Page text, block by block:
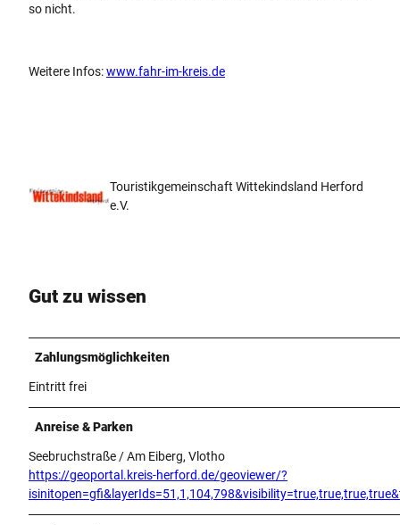
so nicht.
Weitere Infos:www.fahr-im-kreis.de
Touristikgemeinschaft Wittekindsland Herford
e.V.
Gut zu wissen
Zahlungsmöglichkeiten
Eintritt frei
Anreise & Parken
Seebruchstraße / Am Eiberg, Vlotho
https://geoportal.kreis-herford.de/geoviewer/?